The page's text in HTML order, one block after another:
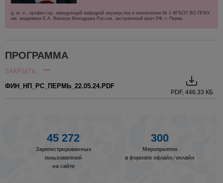
д. м. н., профессор, заведующий кафедрой акушерства и гинекологии № 1 ФГБОУ ВО ПГМУ
им. академика Е.А. Вагнера Минздрава России, заслуженный врач РФ, г. Пермь
ПРОГРАММА
ЗАКРЫТЬ
ФИН_НП_РС_ПЕРМЬ_22.05.24.PDF
PDF, 446.33 КБ
45 272
Зарегистрированных
пользователей
на сайте
300
Мероприятия
в формате офлайн/онлайн